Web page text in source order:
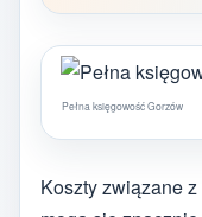
Pełna księgowość Gorzów
Koszty związane